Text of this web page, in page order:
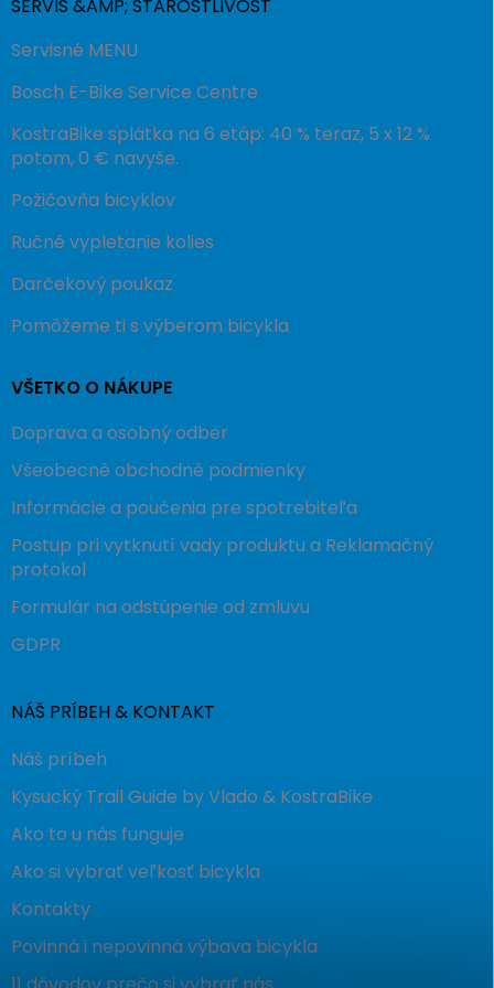
SERVIS &AMP; STAROSTLIVOSŤ
Servisné MENU
Bosch E-Bike Service Centre
KostraBike splátka na 6 etáp: 40 % teraz, 5 x 12 %
potom, 0 € navyše.
Požičovňa bicyklov
Ručné vypletanie kolies
Darčekový poukaz
Pomôžeme ti s výberom bicykla
VŠETKO O NÁKUPE
Doprava a osobný odber
Všeobecné obchodné podmienky
Informácie a poučenia pre spotrebiteľa
Postup pri vytknutí vady produktu a Reklamačný
protokol
Formulár na odstúpenie od zmluvu
GDPR
NÁŠ PRÍBEH & KONTAKT
Náš príbeh
Kysucký Trail Guide by Vlado & KostraBike
Ako to u nás funguje
Ako si vybrať veľkosť bicykla
Kontakty
Povinná i nepovinná výbava bicykla